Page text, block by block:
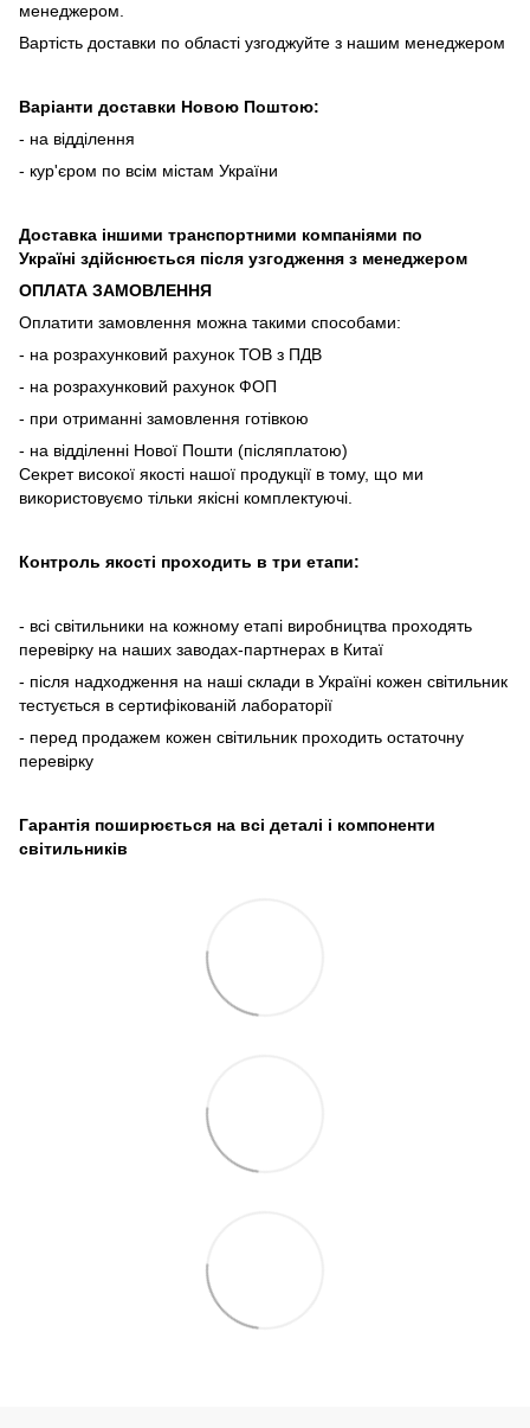
менеджером.
Вартість доставки по області узгоджуйте з нашим менеджером
Варіанти доставки Новою Поштою:
- на відділення
- кур'єром по всім містам України
Доставка іншими транспортними компаніями по
Україні здійснюється після узгодження з менеджером
ОПЛАТА ЗАМОВЛЕННЯ
Оплатити замовлення можна такими способами:
- на розрахунковий рахунок ТОВ з ПДВ
- на розрахунковий рахунок ФОП
- при отриманні замовлення готівкою
- на відділенні Нової Пошти (післяплатою)
Секрет високої якості нашої продукції в тому, що ми
використовуємо тільки якісні комплектуючі.
Контроль якості проходить в три етапи:
- всі світильники на кожному етапі виробництва проходять
перевірку на наших заводах-партнерах в Китаї
- після надходження на наші склади в Україні кожен світильник
тестується в сертифікованій лабораторії
- перед продажем кожен світильник проходить остаточну
перевірку
Гарантія поширюється на всі деталі і компоненти
світильників